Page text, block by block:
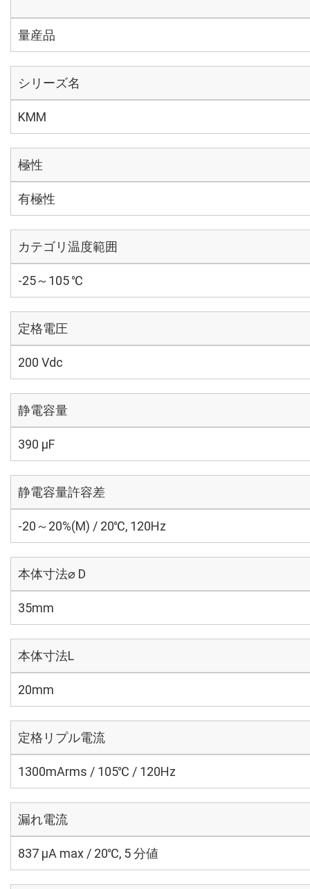
量産品
シリーズ名
KMM
極性
有極性
カテゴリ温度範囲
-25～105 ℃
定格電圧
200 Vdc
静電容量
390 µF
静電容量許容差
-20～20%(M) / 20℃, 120Hz
本体寸法⌀ D
35mm
本体寸法L
20mm
定格リプル電流
1300mArms / 105℃ / 120Hz
漏れ電流
837 μA max / 20℃, 5 分値